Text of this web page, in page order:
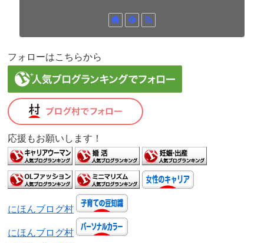
フォローはこちらから
応援もお願いします！
にほんブログ村
にほんブログ村